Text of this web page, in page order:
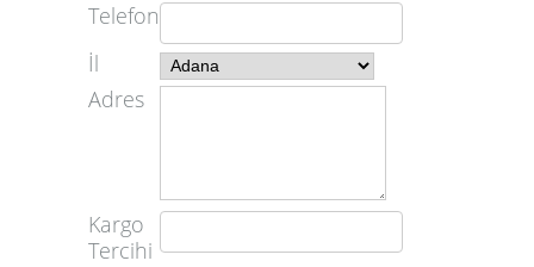
Telefon
İl
Adres
Kargo
Tercihi